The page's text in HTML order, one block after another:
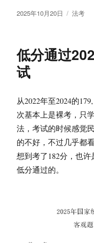
发
2025年10月20日
分
法考
低分通过
试
从2022年至2024的
次基本上是裸考，只
法，考试的时候感觉
的不好，不过几乎都
想到考了182分，也
低分通过的。